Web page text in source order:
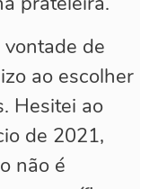
vontade de
ao escolher
Hesitei ao
de 2021,
não é